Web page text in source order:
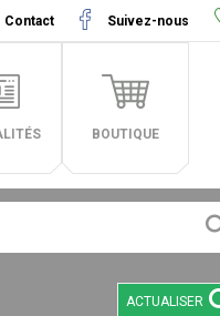
Contact Suivez-nous
BOUTIQUE
ACTUALISER